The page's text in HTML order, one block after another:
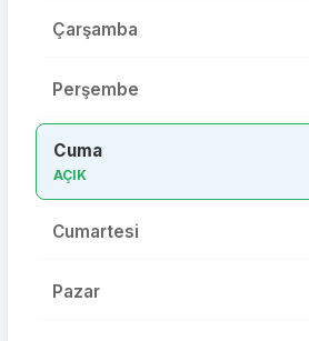
Çarşamba
Perşembe
Cuma
AÇIK
Cumartesi
Pazar